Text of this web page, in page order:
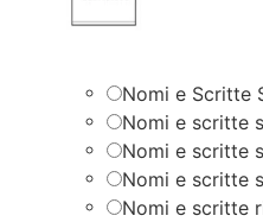
Nomi e Scritte
Nomi e scritte
Nomi e scritte
Nomi e scritte
Nomi e scritte